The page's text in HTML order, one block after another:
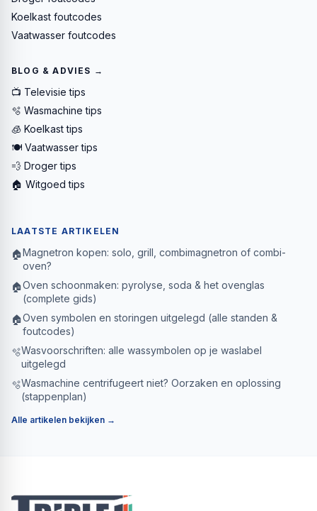
Koelkast foutcodes
Vaatwasser foutcodes
BLOG & ADVIES →
📺 Televisie tips
🫧 Wasmachine tips
🧊 Koelkast tips
🍽️ Vaatwasser tips
💨 Droger tips
🏠 Witgoed tips
LAATSTE ARTIKELEN
🏠Magnetron kopen: solo, grill, combimagnetron of combi-
oven?
🏠Oven schoonmaken: pyrolyse, soda & het ovenglas
(complete gids)
🏠Oven symbolen en storingen uitgelegd (alle standen &
foutcodes)
🫧Wasvoorschriften: alle wassymbolen op je waslabel
uitgelegd
🫧Wasmachine centrifugeert niet? Oorzaken en oplossing
(stappenplan)
Alle artikelen bekijken →